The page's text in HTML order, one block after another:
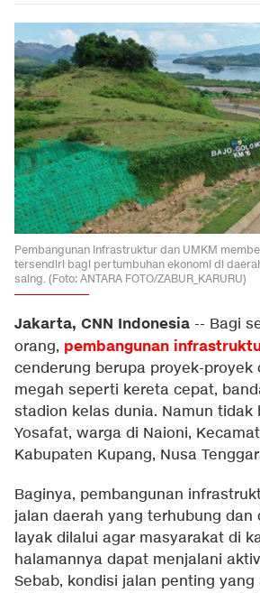
Pembangunan infrastruktur dan UMKM
tersendiri bagi pertumbuhan ekonomi di
saing. (Foto: ANTARA FOTO/ZABUR_KARURU)
Jakarta, CNN Indonesia -- Bagi
orang, pembangunan
cenderung berupa proyek-proyek
megah seperti kereta cepat,
stadion kelas dunia. Namun tidak
Yosafat, warga di Naioni,
Kabupaten Kupang, Nusa
Baginya, pembangunan
jalan daerah yang terhubung dan
layak dilalui agar masyarakat di
halamannya dapat menjalani
Sebab, kondisi jalan penting yang